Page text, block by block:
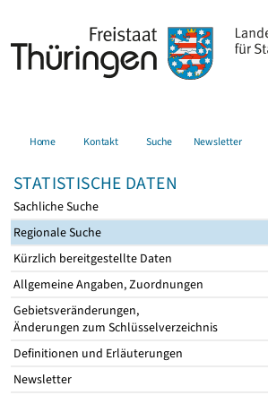
Home Kontakt Suche Newsletter
STATISTISCHE DATEN
Sachliche Suche
Regionale Suche
Kürzlich bereitgestellte Daten
Allgemeine Angaben, Zuordnungen
Gebietsveränderungen,
Änderungen zum Schlüsselverzeichnis
Definitionen und Erläuterungen
Newsletter